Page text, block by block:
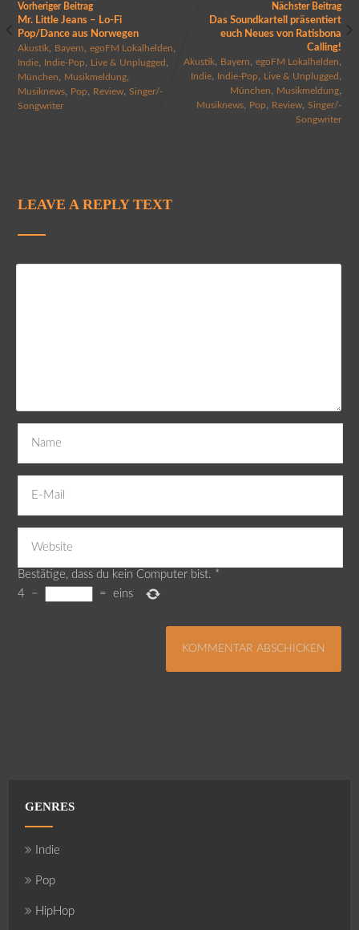
Vorheriger Beitrag
Mr. Little Jeans – Lo-Fi
Pop/Dance aus Norwegen
Akustik, Bayern egoFM Lokalhelden
Indie, Indie-Pop Live & Unplugged
München Musikmeldung,
Musiknews, Pop Review, Singer/-
Songwriter
Nächster Beitrag
Das Soundkartell präsentiert
euch Neues von Ratisbona
Calling!
Akustik Bayern ,egoFM Lokalhelden
Indie Indie-Pop Live & Unplugged
München Musikmeldung
Musiknews Pop Review ,Singer/-
Songwriter
LEAVE A REPLY TEXT
Bestätige, dass du kein Computer bist. *
4
− = eins
GENRES
Indie
Pop
HipHop